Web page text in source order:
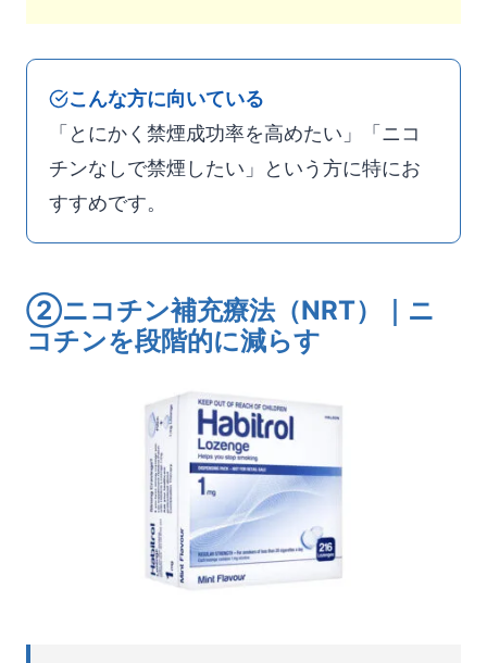
こんな方に向いている
「とにかく禁煙成功率を高めたい」「ニコ
チンなしで禁煙したい」という方に特にお
すすめです。
②ニコチン補充療法（NRT）｜ニ
コチンを段階的に減らす